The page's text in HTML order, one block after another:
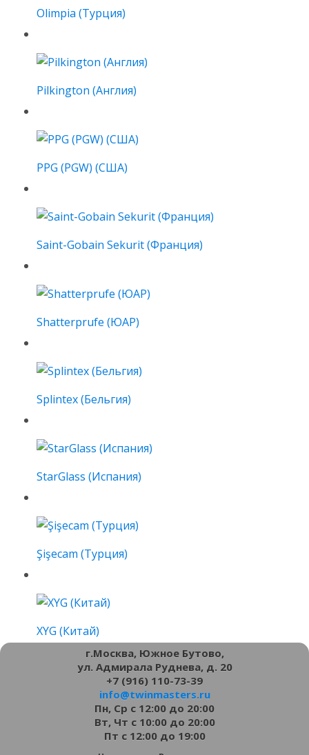
Olimpia (Турция)
Pilkington (Англия)
PPG (PGW) (США)
Saint-Gobain Sekurit (Франция)
Shatterprufe (ЮАР)
Splintex (Бельгия)
StarGlass (Испания)
Şişecam (Турция)
XYG (Китай)
г.Москва, Южное Бутово,
ул. Адмирала Руднева, д. 20
+7 (916) 110-73-39
info@twinmasters.ru
Пн, Ср с 12:00 до 20:00
Вт, Чт с 10:00 до 20:00
Пт с 12:00 до 19:00